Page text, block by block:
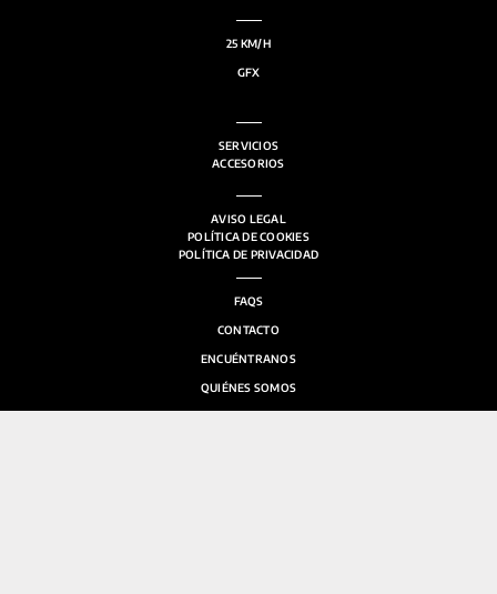
25 KM/H
GFX
SERVICIOS
ACCESORIOS
AVISO LEGAL
POLÍTICA DE COOKIES
POLÍTICA DE PRIVACIDAD
FAQS
CONTACTO
ENCUÉNTRANOS
QUIÉNES SOMOS